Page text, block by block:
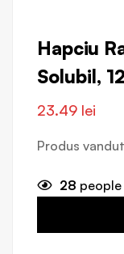
Hapciu
Solubil,
23.49 lei
Produs
28